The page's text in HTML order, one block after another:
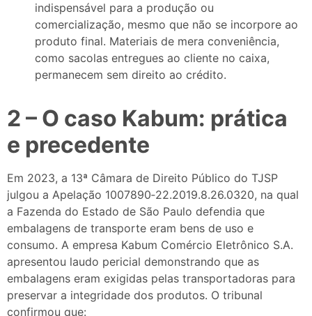
indispensável para a produção ou
comercialização, mesmo que não se incorpore ao
produto final. Materiais de mera conveniência,
como sacolas entregues ao cliente no caixa,
permanecem sem direito ao crédito.
2 – O caso Kabum: prática
e precedente
Em 2023, a 13ª Câmara de Direito Público do TJSP
julgou a Apelação 1007890‑22.2019.8.26.0320, na qual
a Fazenda do Estado de São Paulo defendia que
embalagens de transporte eram bens de uso e
consumo. A empresa Kabum Comércio Eletrônico S.A.
apresentou laudo pericial demonstrando que as
embalagens eram exigidas pelas transportadoras para
preservar a integridade dos produtos. O tribunal
confirmou que: